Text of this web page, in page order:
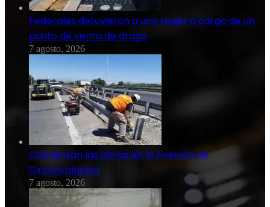
Federales detuvieron a una mujer a cargo de un
punto de venta de droga
7 agosto, 2026
Comienzan las obras en la Avenida de
Circunvalación
7 agosto, 2026